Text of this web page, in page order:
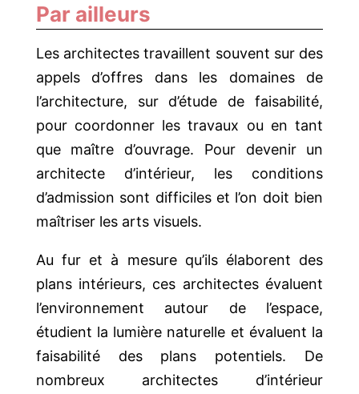
Par ailleurs
Les architectes travaillent souvent sur des
appels d’offres dans les domaines de
l’architecture, sur d’étude de faisabilité,
pour coordonner les travaux ou en tant
que maître d’ouvrage. Pour devenir un
architecte d’intérieur, les conditions
d’admission sont difficiles et l’on doit bien
maîtriser les arts visuels.
Au fur et à mesure qu’ils élaborent des
plans intérieurs, ces architectes évaluent
l’environnement autour de l’espace,
étudient la lumière naturelle et évaluent la
faisabilité des plans potentiels. De
nombreux architectes d’intérieur